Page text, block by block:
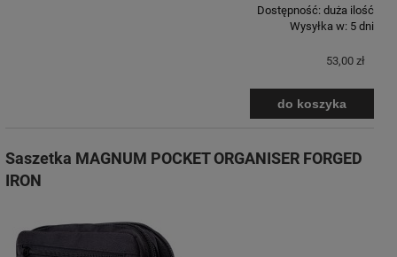
Dostępność: duża ilość
Wysyłka w: 5 dni
53,00 zł
do koszyka
Saszetka MAGNUM POCKET ORGANISER FORGED
IRON